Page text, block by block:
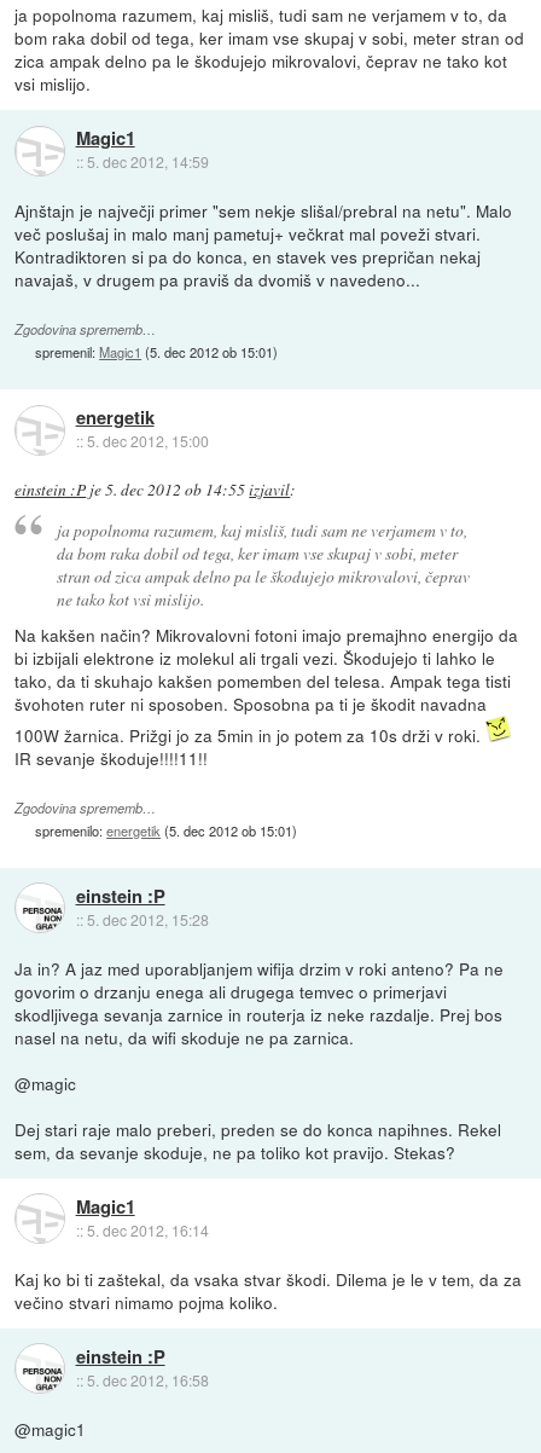
ja popolnoma razumem, kaj misliš, tudi sam ne verjamem v to, da
bom raka dobil od tega, ker imam vse skupaj v sobi, meter stran od
zica ampak delno pa le škodujejo mikrovalovi, čeprav ne tako kot
vsi mislijo.
Magic1
:: 5. dec 2012, 14:59
Ajnštajn je največji primer "sem nekje slišal/prebral na netu". Malo
več poslušaj in malo manj pametuj+ večkrat mal poveži stvari.
Kontradiktoren si pa do konca, en stavek ves prepričan nekaj
navajaš, v drugem pa praviš da dvomiš v navedeno...
Zgodovina sprememb…
spremenil:Magic1 (5. dec 2012 ob 15:01)
energetik
::5. dec 2012, 15:00
einstein :P je5. dec 2012 ob 14:55izjavil:
ja popolnoma razumem, kaj misliš, tudi sam ne verjamem v to,
da bom raka dobil od tega, ker imam vse skupaj v sobi, meter
stran od zica ampak delno pa le škodujejo mikrovalovi, čeprav
ne tako kot vsi mislijo.
Na kakšen način? Mikrovalovni fotoni imajo premajhno energijo da
bi izbijali elektrone iz molekul ali trgali vezi. Škodujejo ti lahko le
tako, da ti skuhajo kakšen pomemben del telesa. Ampak tega tisti
švohoten ruter ni sposoben. Sposobna pa ti je škodit navadna
100W žarnica. Prižgi jo za 5min in jo potem za 10s drži v roki.
IR sevanje škoduje!!!!11!!
Zgodovina sprememb…
spremenilo:energetik (5. dec 2012 ob 15:01)
einstein :P
:: 5. dec 2012, 15:28
Ja in? A jaz med uporabljanjem wifija drzim v roki anteno? Pa ne
govorim o drzanju enega ali drugega temvec o primerjavi
skodljivega sevanja zarnice in routerja iz neke razdalje. Prej bos
nasel na netu, da wifi skoduje ne pa zarnica.
@magic
Dej stari raje malo preberi, preden se do konca napihnes. Rekel
sem, da sevanje skoduje, ne pa toliko kot pravijo. Stekas?
Magic1
::5. dec 2012, 16:14
Kaj ko bi ti zaštekal, da vsaka stvar škodi. Dilema je le v tem, da za
večino stvari nimamo pojma koliko.
einstein :P
:: 5. dec 2012, 16:58
@magic1